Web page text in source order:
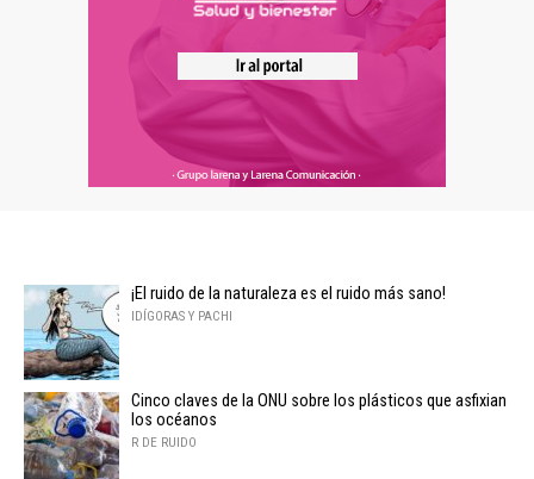
¡El ruido de la naturaleza es el ruido más sano!
IDÍGORAS Y PACHI
Cinco claves de la ONU sobre los plásticos que asfixian
los océanos
R DE RUIDO